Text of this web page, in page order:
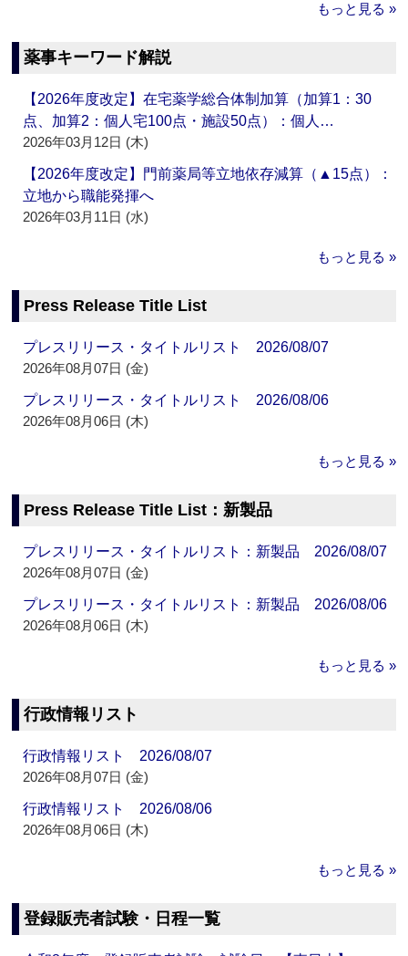
もっと見る »
薬事キーワード解説
【2026年度改定】在宅薬学総合体制加算（加算1：30
点、加算2：個人宅100点・施設50点）：個人…
2026年03月12日 (木)
【2026年度改定】門前薬局等立地依存減算（▲15点）：
立地から職能発揮へ
2026年03月11日 (水)
もっと見る »
Press Release Title List
プレスリリース・タイトルリスト 2026/08/07
2026年08月07日 (金)
プレスリリース・タイトルリスト 2026/08/06
2026年08月06日 (木)
もっと見る »
Press Release Title List：新製品
プレスリリース・タイトルリスト：新製品 2026/08/07
2026年08月07日 (金)
プレスリリース・タイトルリスト：新製品 2026/08/06
2026年08月06日 (木)
もっと見る »
行政情報リスト
行政情報リスト 2026/08/07
2026年08月07日 (金)
行政情報リスト 2026/08/06
2026年08月06日 (木)
もっと見る »
登録販売者試験・日程一覧